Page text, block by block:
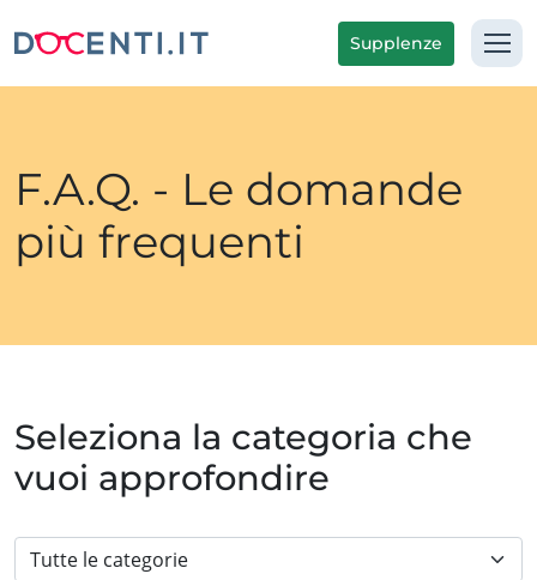
Supplenze
F.A.Q. - Le domande
più frequenti
Seleziona la categoria che
vuoi approfondire